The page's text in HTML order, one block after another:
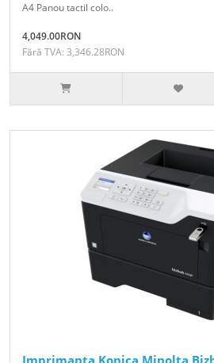
A4 Panou tactil colo..
4,049.00RON
Fără TVA: 3,346.28RON